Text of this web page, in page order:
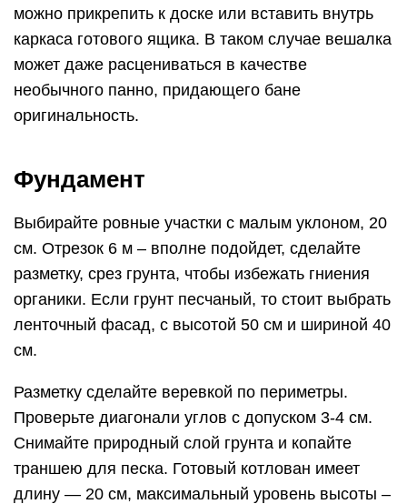
можно прикрепить к доске или вставить внутрь
каркаса готового ящика. В таком случае вешалка
может даже расцениваться в качестве
необычного панно, придающего бане
оригинальность.
Фундамент
Выбирайте ровные участки с малым уклоном, 20
см. Отрезок 6 м – вполне подойдет, сделайте
разметку, срез грунта, чтобы избежать гниения
органики. Если грунт песчаный, то стоит выбрать
ленточный фасад, с высотой 50 см и шириной 40
см.
Разметку сделайте веревкой по периметры.
Проверьте диагонали углов с допуском 3-4 см.
Снимайте природный слой грунта и копайте
траншею для песка. Готовый котлован имеет
длину — 20 см, максимальный уровень высоты –